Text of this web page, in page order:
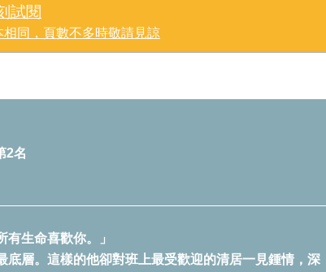
試閱
同，頁數不多時敬請見諒
2名
有生命喜歡你。」
底層。這樣的他卻對班上最受歡迎的清居一見鍾情，深